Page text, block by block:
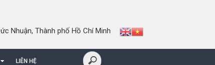
Nhuận, Thành phố Hồ Chí Minh
LIÊN HỆ